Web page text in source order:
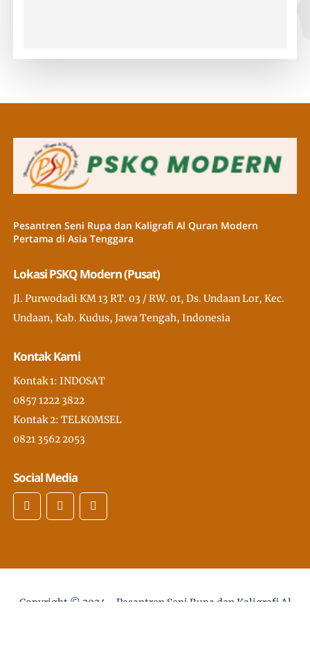
Pesantren Seni Rupa dan Kaligrafi Al Quran Modern
Pertama di Asia Tenggara
Lokasi PSKQ Modern (Pusat)
Jl. Purwodadi KM 13 RT. 03 / RW. 01, Ds. Undaan Lor, Kec.
Undaan, Kab. Kudus, Jawa Tengah, Indonesia
Kontak Kami
Kontak 1: INDOSAT
0857 1222 3822
Kontak 2: TELKOMSEL
0821 3562 2053
Social Media
Copyright © 2024 - Pesantren Seni Rupa dan Kaligrafi Al